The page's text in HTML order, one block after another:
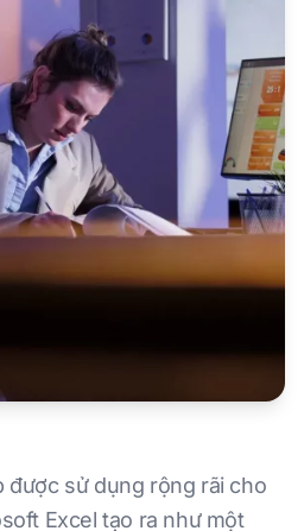
được sử dụng rộng rãi cho
Excel tạo ra như một